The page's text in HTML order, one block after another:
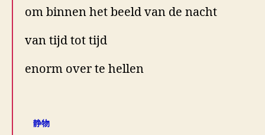
om binnen het beeld van de nacht
van tijd tot tijd
enorm over te hellen
静物